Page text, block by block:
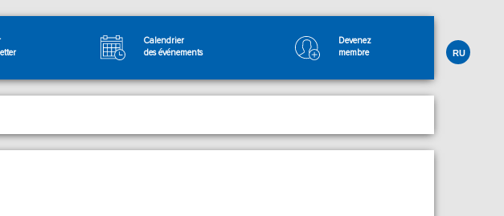
Calendrier
des événements
Devenez
membre
RU